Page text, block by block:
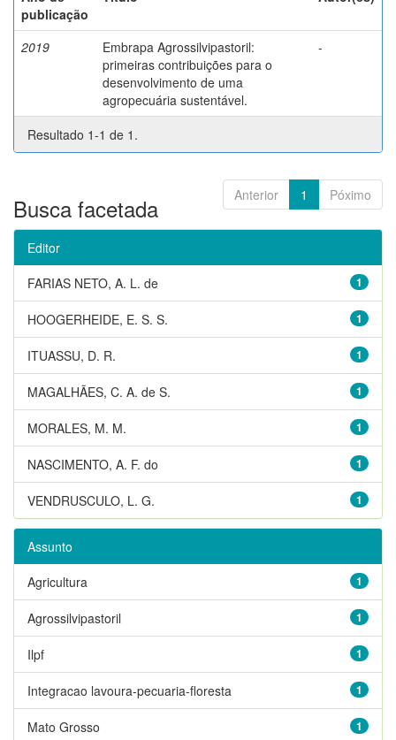
publicação
2019
Embrapa Agrossilvipastoril:
primeiras contribuições para o
desenvolvimento de uma
agropecuária sustentável.
-
Resultado 1-1 de 1.
Anterior 1 Póximo
Busca facetada
Editor
1
FARIAS NETO, A. L. de
1
HOOGERHEIDE, E. S. S.
1
ITUASSU, D. R.
1
MAGALHÃES, C. A. de S.
1
MORALES, M. M.
1
NASCIMENTO, A. F. do
1
VENDRUSCULO, L. G.
Assunto
1
Agricultura
1
Agrossilvipastoril
1
Ilpf
1
Integracao lavoura-pecuaria-floresta
1
Mato Grosso